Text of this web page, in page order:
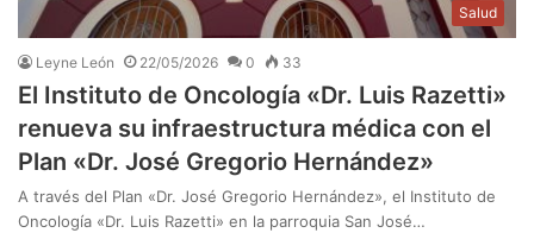
Salud
Leyne León 22/05/2026 0 33
El Instituto de Oncología «Dr. Luis Razetti»
renueva su infraestructura médica con el
Plan «Dr. José Gregorio Hernández»
A través del Plan «Dr. José Gregorio Hernández», el Instituto de
Oncología «Dr. Luis Razetti» en la parroquia San José…